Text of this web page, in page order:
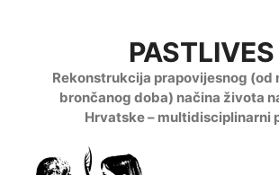
PASTLIVES
Rekonstrukcija prapovijesnog (od
brončanog doba) načina života
Hrvatske – multidisciplinarni